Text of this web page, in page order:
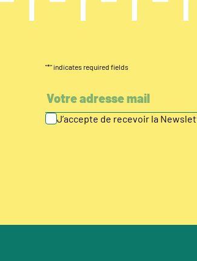
"*" indicates required fields
J’accepte de recevoir la